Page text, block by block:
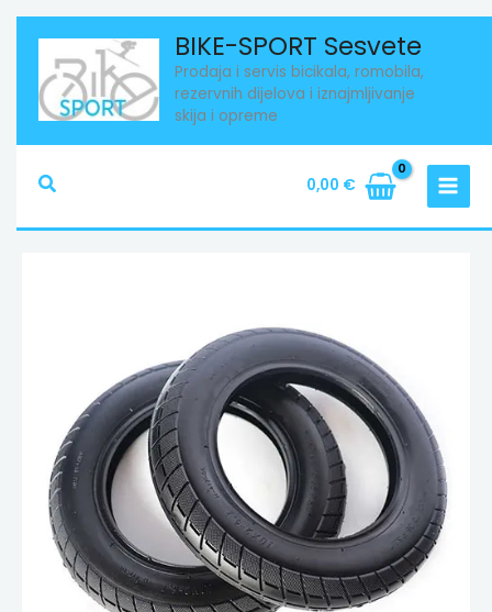
Skip
content
BIKE-SPORT Sesvete
Prodaja i servis bicikala, romobila,
rezervnih dijelova i iznajmljivanje
skija i opreme
Search 0,00 €